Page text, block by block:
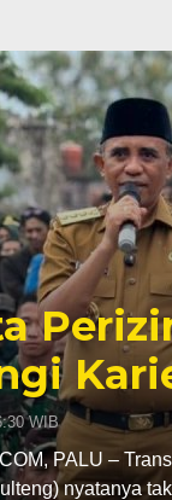
WIB
PALU –
nyatanya